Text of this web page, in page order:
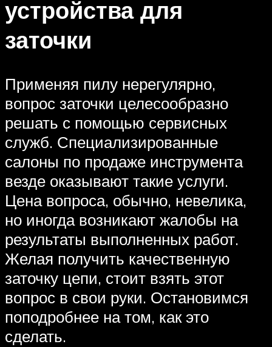
устройства для
заточки
Применяя пилу нерегулярно,
вопрос заточки целесообразно
решать с помощью сервисных
служб. Специализированные
салоны по продаже инструмента
везде оказывают такие услуги.
Цена вопроса, обычно, невелика,
но иногда возникают жалобы на
результаты выполненных работ.
Желая получить качественную
заточку цепи, стоит взять этот
вопрос в свои руки. Остановимся
поподробнее на том, как это
сделать.